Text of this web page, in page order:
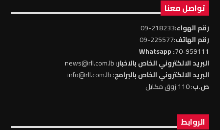
تواصل معنا
رقم الهواء:218233-09
رقم الهاتف:225577-09
70-959111
: Whatsapp
البريد الالكتروني الخاص بالاخبار: news@rll.com.lb
البريد الالكتروني الخاص بالبرامج: info@rll.com.lb
ص.ب: 110 زوق مكايل
الروابط